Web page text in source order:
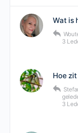
Wat is
3
Hoe
3